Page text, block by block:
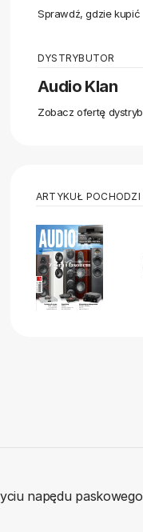
Sprawdź, gdzie kupić
DYSTRYBUTOR
Audio Klan
Zobacz ofertę
ARTYKUŁ
napędu